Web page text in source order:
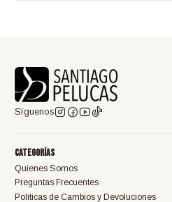
Síguenos
Categorías
Quienes Somos
Preguntas Frecuentes
Políticas de Cambios y Devoluciones